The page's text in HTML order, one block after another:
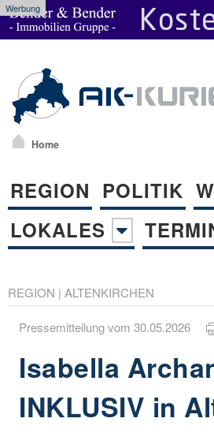
Werbung
Home
REGION POLITIK
LOKALES
REGION | ALTENKIRCHEN
Pressemitteilung vom 30.05.2026
Isabella
INKLUSIV in